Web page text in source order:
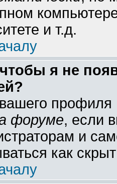
и т.д.
я не
форуме, если
и
как